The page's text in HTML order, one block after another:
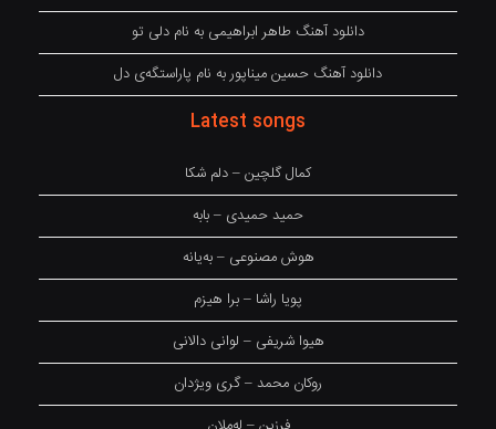
دانلود آهنگ طاهر ابراهیمی به نام دلی تو
دانلود آهنگ حسین میناپور به نام پاراستگەی دل
Latest songs
کمال گلچین – دلم شکا
حمید حمیدی – بابه
هوش مصنوعی – بەیانە
پویا راشا – برا هیزم
هیوا شریفی – لوانی دالانی
روکان محمد – گری ویژدان